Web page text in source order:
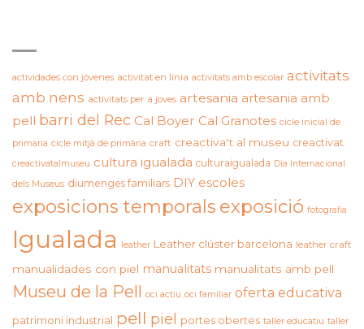
actividades con jóvenes activitat en línia activitats amb escolar activitats
amb nens activitats per a joves artesania artesania amb
pell barri del Rec Cal Boyer Cal Granotes cicle inicial de
primaria cicle mitjà de primària craft creactiva't al museu creactivat
creactivatalmuseu cultura igualada culturaigualada Dia Internacional
dels Museus diumenges familiars DIY escoles
exposicions temporals exposició fotografia
Igualada leather Leather clúster barcelona leather craft
manualidades con piel manualitats manualitats amb pell
Museu de la Pell oci actiu oci familiar oferta educativa
patrimoni industrial pell piel portes obertes taller educatiu taller